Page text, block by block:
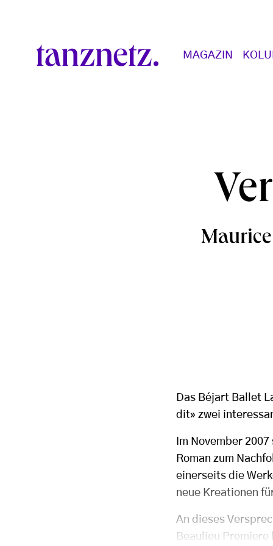
Main navigation
MAGAZIN
Das Béjart Ballet
dit» zwei
Im November
Roman zum
einerseits die
neue Kreationen
An dieses
Beaulieu